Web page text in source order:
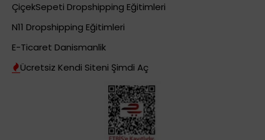
ÇiçekSepeti Dropshipping Eğitimleri
N11 Dropshipping Eğitimleri
E-Ticaret Danismanlik
Ücretsiz Kendi Siteni Şimdi Aç